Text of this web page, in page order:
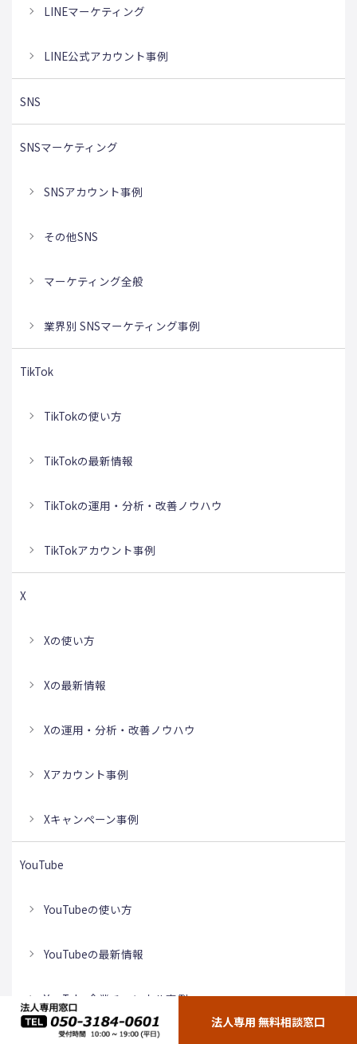
LINEマーケティング
LINE公式アカウント事例
SNS
SNSマーケティング
SNSアカウント事例
その他SNS
マーケティング全般
業界別 SNSマーケティング事例
TikTok
TikTokの使い方
TikTokの最新情報
TikTokの運用・分析・改善ノウハウ
TikTokアカウント事例
X
Xの使い方
Xの最新情報
Xの運用・分析・改善ノウハウ
Xアカウント事例
Xキャンペーン事例
YouTube
YouTubeの使い方
YouTubeの最新情報
YouTube企業チャンネル事例
法人専用 無料相談窓口